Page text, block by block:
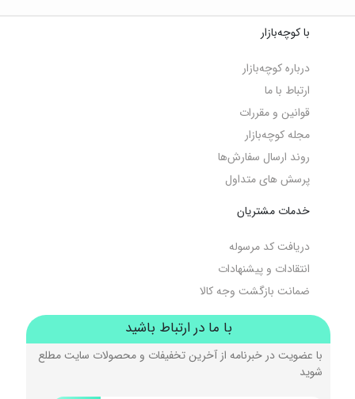
با کوچه‌بازار
درباره کوچه‌بازار
ارتباط با ما
قوانین و مقررات
مجله کوچه‌‌بازار
روند ارسال سفارش‌ها
پرسش های متداول
خدمات مشتریان
دریافت کد مرسوله
انتقادات و پیشنهادات
ضمانت بازگشت وجه کالا
با ما در ارتباط باشید
با عضویت در خبرنامه از آخرین تخفیفات و محصولات سایت مطلع
شوید